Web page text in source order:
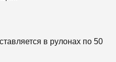
в рулонах по 50